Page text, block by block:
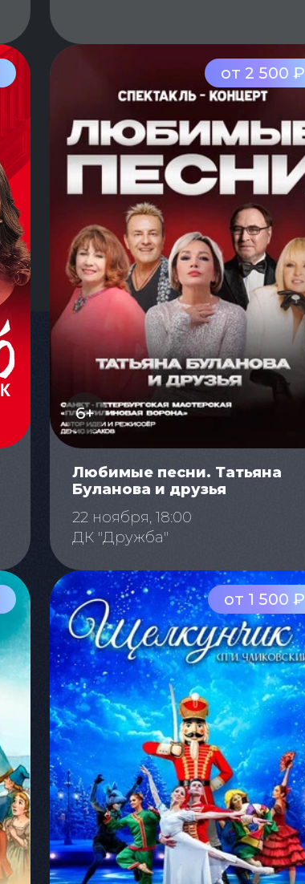
от 2 500 ₽
6+
Любимые песни. Татьяна
Буланова и друзья
22 ноября, 18:00
ДК "Дружба"
от 1 500 ₽